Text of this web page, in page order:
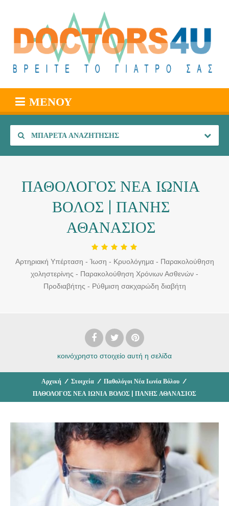
ΜΕΝΟΎ
ΜΠΑΡΈΤΑ ΑΝΑΖΉΤΗΣΗΣ
ΠΑΘΟΛΟΓΟΣ ΝΕΑ ΙΩΝΙΑ
ΒΟΛΟΣ | ΠΑΝΗΣ
ΑΘΑΝΑΣΙΟΣ
Αρτηριακή Υπέρταση - Ίωση - Κρυολόγημα - Παρακολούθηση
χοληστερίνης - Παρακολούθηση Χρόνιων Ασθενών -
Προδιαβήτης - Ρύθμιση σακχαρώδη διαβήτη
κοινόχρηστο στοιχείο αυτή η σελίδα
Αρχική / Στοιχεία / Παθολόγοι Νέα Ιωνία Βόλου /
ΠΑΘΟΛΟΓΟΣ ΝΕΑ ΙΩΝΙΑ ΒΟΛΟΣ | ΠΑΝΗΣ ΑΘΑΝΑΣΙΟΣ